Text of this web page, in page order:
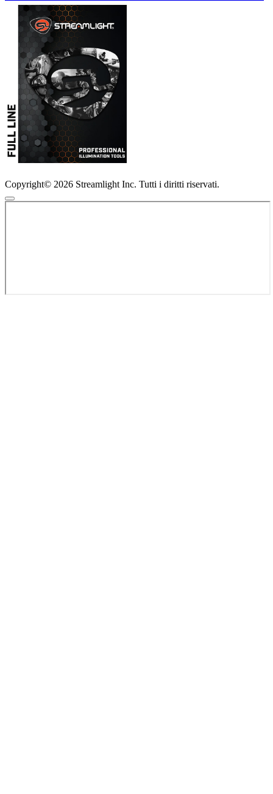
Copyright© 2026 Streamlight Inc. Tutti i diritti riservati.